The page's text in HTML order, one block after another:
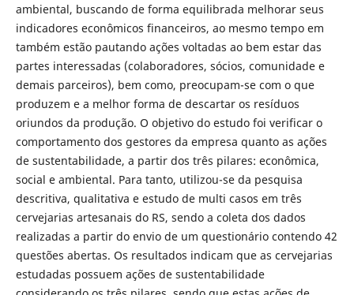
ambiental, buscando de forma equilibrada melhorar seus
indicadores econômicos financeiros, ao mesmo tempo em
também estão pautando ações voltadas ao bem estar das
partes interessadas (colaboradores, sócios, comunidade e
demais parceiros), bem como, preocupam-se com o que
produzem e a melhor forma de descartar os resíduos
oriundos da produção. O objetivo do estudo foi verificar o
comportamento dos gestores da empresa quanto as ações
de sustentabilidade, a partir dos três pilares: econômica,
social e ambiental. Para tanto, utilizou-se da pesquisa
descritiva, qualitativa e estudo de multi casos em três
cervejarias artesanais do RS, sendo a coleta dos dados
realizadas a partir do envio de um questionário contendo 42
questões abertas. Os resultados indicam que as cervejarias
estudadas possuem ações de sustentabilidade